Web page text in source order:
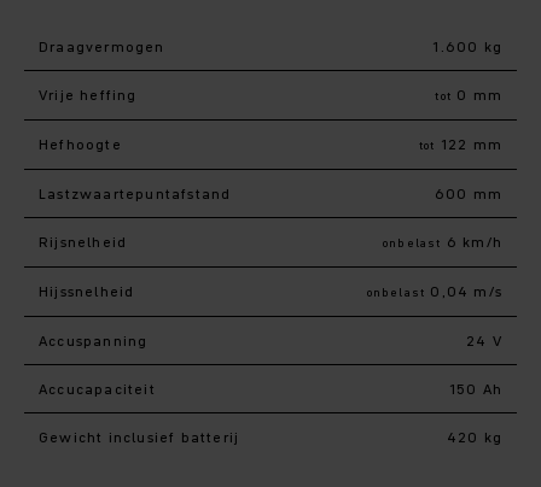
Draagvermogen 1.600 kg
Vrije heffing tot 0 mm
Hefhoogte tot 122 mm
Lastzwaartepuntafstand 600 mm
Rijsnelheid onbelast 6 km/h
Hijssnelheid onbelast 0,04 m/s
Accuspanning 24 V
Accucapaciteit 150 Ah
Gewicht inclusief batterij 420 kg